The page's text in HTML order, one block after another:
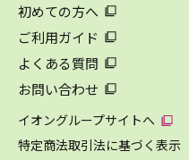
初めての方へ
ご利用ガイド
よくある質問
お問い合わせ
イオングループサイトへ
特定商法取引法に基づく表示